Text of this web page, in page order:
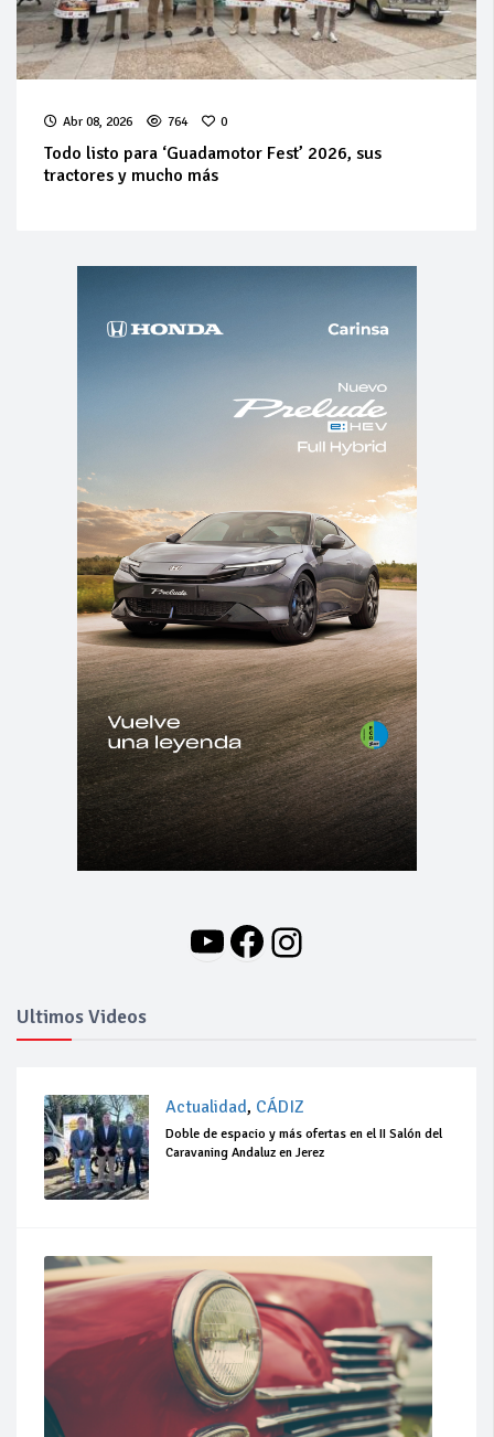
Abr 08, 2026 764 0
Todo listo para ‘Guadamotor Fest’ 2026, sus
tractores y mucho más
YouTube
Facebook
Instagram
Ultimos Videos
Actualidad, CÁDIZ
Doble de espacio y más ofertas en el II Salón del
Caravaning Andaluz en Jerez